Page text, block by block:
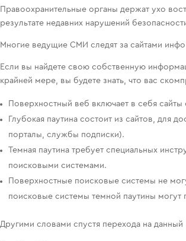
Правоохранительные органы держат ухо
результате недавних нарушений
Многие ведущие СМИ следят за сайтами
Если вы найдете свою собственную
крайней мере, вы будете знать, что вас
Поверхностный веб включает в себя
Глубокая паутина состоит из сайтов, для
порталы, службы подписки).
Темная паутина требует специальных
поисковыми системами.
Поверхностные поисковые системы не
поисковые системы темной паутины могут
Другими словами спустя перехода на